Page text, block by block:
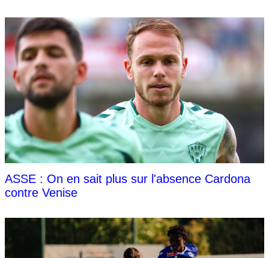
ASSE : On en sait plus sur l'absence Cardona
contre Venise